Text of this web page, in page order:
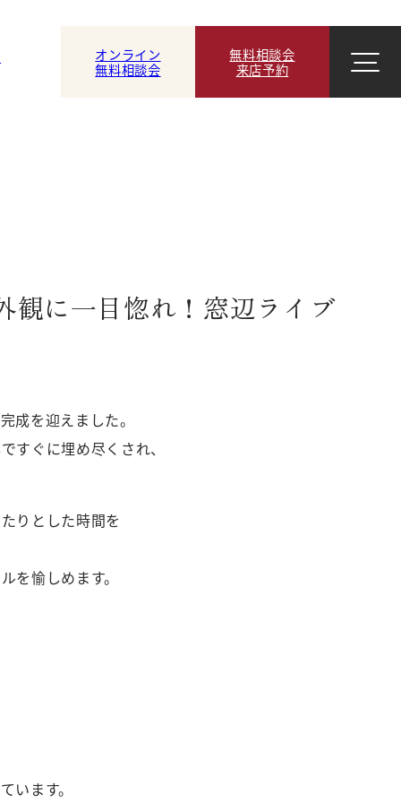
オンライン
無料相談会
無料相談会
来店予約
に一目惚れ！窓辺ライブ
成を迎えました。
すぐに埋め尽くされ、
りとした時間を
を愉しめます。
います。